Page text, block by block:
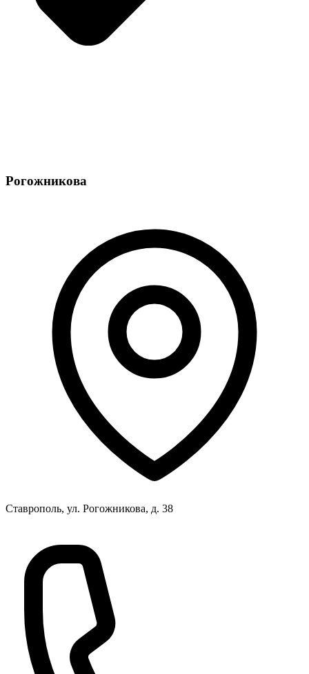
Рогожникова
Ставрополь, ул. Рогожникова, д. 38